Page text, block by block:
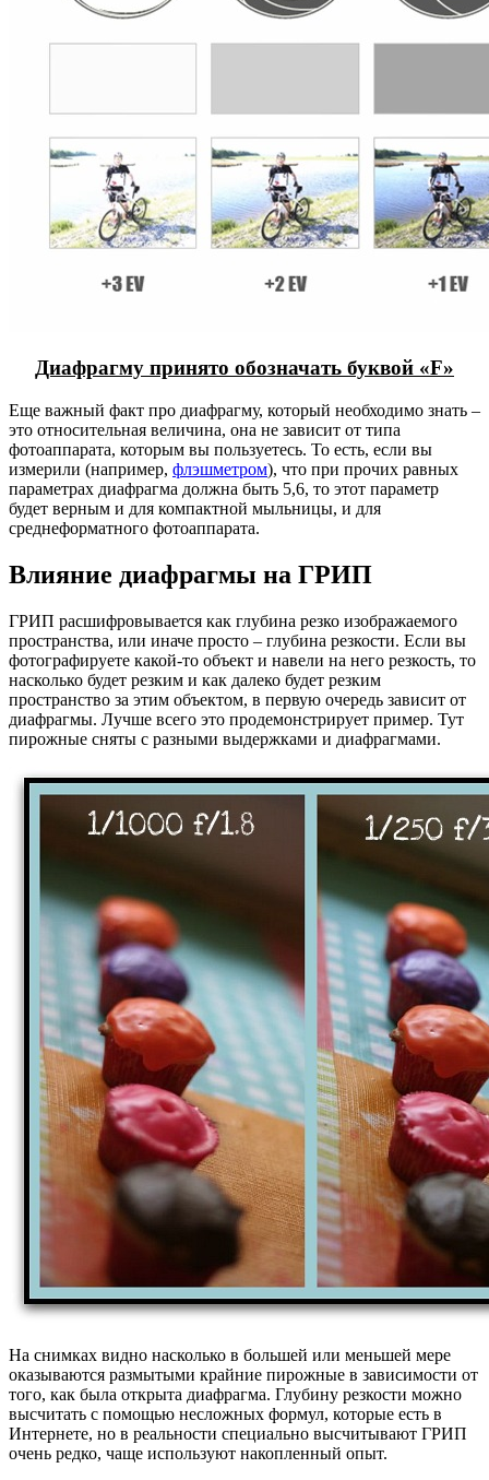
Диафрагму принято обозначать буквой «F»
Еще важный факт про диафрагму, который необходимо знать –
это относительная величина, она не зависит от типа
фотоаппарата, которым вы пользуетесь. То есть, если вы
измерили (например, флэшметром), что при прочих равных
параметрах диафрагма должна быть 5,6, то этот параметр
будет верным и для компактной мыльницы, и для
среднеформатного фотоаппарата.
Влияние диафрагмы на ГРИП
ГРИП расшифровывается как глубина резко изображаемого
пространства, или иначе просто – глубина резкости. Если вы
фотографируете какой-то объект и навели на него резкость, то
насколько будет резким и как далеко будет резким
пространство за этим объектом, в первую очередь зависит от
диафрагмы. Лучше всего это продемонстрирует пример. Тут
пирожные сняты с разными выдержками и диафрагмами.
На снимках видно насколько в большей или меньшей мере
оказываются размытыми крайние пирожные в зависимости от
того, как была открыта диафрагма. Глубину резкости можно
высчитать с помощью несложных формул, которые есть в
Интернете, но в реальности специально высчитывают ГРИП
очень редко, чаще используют накопленный опыт.